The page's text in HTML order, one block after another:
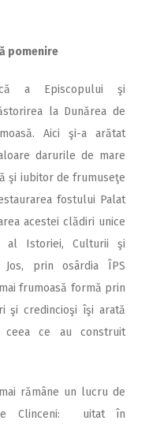
pomenire
a Episcopului şi
la Dunărea de
Aici şi-a arătat
darurile de mare
şi iubitor de frumuseţe
fostului Palat
acestei clădiri unice
Istoriei, Culturii şi
prin osârdia ÎPS
frumoasă formă prin
şi credincioşi îşi arată
ceea ce au construit
rămâne un lucru de
Clinceni: uitat în